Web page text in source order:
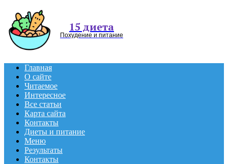
15 диета
Похудение и питание
Главная
О сайте
Читаемое
Интересное
Все статьи
Карта сайта
Контакты
Диеты и питание
Меню
Результаты
Контакты